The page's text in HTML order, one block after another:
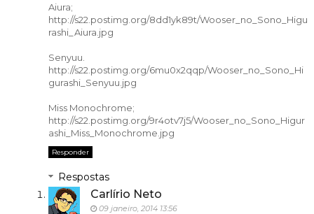
Aiura;
http://s22.postimg.org/8dd1yk89t/Wooser_no_Sono_Higu
rashi_Aiura.jpg
Senyuu.
http://s22.postimg.org/6mu0x2qqp/Wooser_no_Sono_Hi
gurashi_Senyuu.jpg
Miss Monochrome;
http://s22.postimg.org/9r4otv7j5/Wooser_no_Sono_Higur
ashi_Miss_Monochrome.jpg
Responder
Respostas
Carlírio Neto
09 janeiro, 2014 13:56